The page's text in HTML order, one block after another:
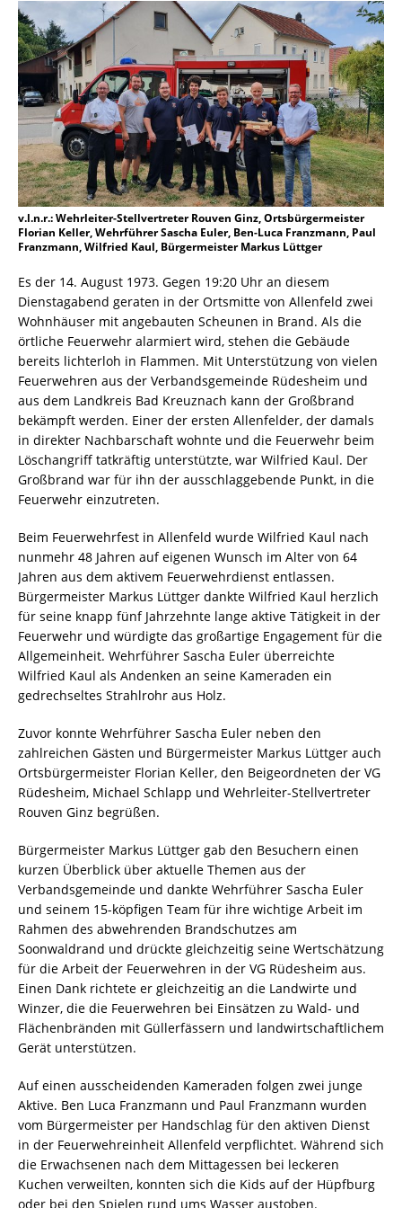
v.l.n.r.: Wehrleiter-Stellvertreter Rouven Ginz, Ortsbürgermeister
Florian Keller, Wehrführer Sascha Euler, Ben-Luca Franzmann, Paul
Franzmann, Wilfried Kaul, Bürgermeister Markus Lüttger
Es der 14. August 1973. Gegen 19:20 Uhr an diesem
Dienstagabend geraten in der Ortsmitte von Allenfeld zwei
Wohnhäuser mit angebauten Scheunen in Brand. Als die
örtliche Feuerwehr alarmiert wird, stehen die Gebäude
bereits lichterloh in Flammen. Mit Unterstützung von vielen
Feuerwehren aus der Verbandsgemeinde Rüdesheim und
aus dem Landkreis Bad Kreuznach kann der Großbrand
bekämpft werden. Einer der ersten Allenfelder, der damals
in direkter Nachbarschaft wohnte und die Feuerwehr beim
Löschangriff tatkräftig unterstützte, war Wilfried Kaul. Der
Großbrand war für ihn der ausschlaggebende Punkt, in die
Feuerwehr einzutreten.
Beim Feuerwehrfest in Allenfeld wurde Wilfried Kaul nach
nunmehr 48 Jahren auf eigenen Wunsch im Alter von 64
Jahren aus dem aktivem Feuerwehrdienst entlassen.
Bürgermeister Markus Lüttger dankte Wilfried Kaul herzlich
für seine knapp fünf Jahrzehnte lange aktive Tätigkeit in der
Feuerwehr und würdigte das großartige Engagement für die
Allgemeinheit. Wehrführer Sascha Euler überreichte
Wilfried Kaul als Andenken an seine Kameraden ein
gedrechseltes Strahlrohr aus Holz.
Zuvor konnte Wehrführer Sascha Euler neben den
zahlreichen Gästen und Bürgermeister Markus Lüttger auch
Ortsbürgermeister Florian Keller, den Beigeordneten der VG
Rüdesheim, Michael Schlapp und Wehrleiter-Stellvertreter
Rouven Ginz begrüßen.
Bürgermeister Markus Lüttger gab den Besuchern einen
kurzen Überblick über aktuelle Themen aus der
Verbandsgemeinde und dankte Wehrführer Sascha Euler
und seinem 15-köpfigen Team für ihre wichtige Arbeit im
Rahmen des abwehrenden Brandschutzes am
Soonwaldrand und drückte gleichzeitig seine Wertschätzung
für die Arbeit der Feuerwehren in der VG Rüdesheim aus.
Einen Dank richtete er gleichzeitig an die Landwirte und
Winzer, die die Feuerwehren bei Einsätzen zu Wald- und
Flächenbränden mit Güllerfässern und landwirtschaftlichem
Gerät unterstützen.
Auf einen ausscheidenden Kameraden folgen zwei junge
Aktive. Ben Luca Franzmann und Paul Franzmann wurden
vom Bürgermeister per Handschlag für den aktiven Dienst
in der Feuerwehreinheit Allenfeld verpflichtet. Während sich
die Erwachsenen nach dem Mittagessen bei leckeren
Kuchen verweilten, konnten sich die Kids auf der Hüpfburg
oder bei den Spielen rund ums Wasser austoben.